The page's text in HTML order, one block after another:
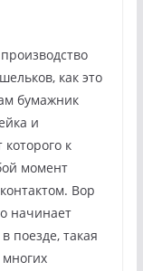
как это
бумажник
и
к
момент
Вор
начинает
поезде, такая
многих